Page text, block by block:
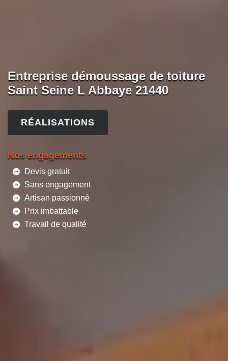
Entreprise démoussage de toiture
Saint Seine L Abbaye 21440
RÉALISATIONS
Nos engagements
Devis gratuit
Sans engagement
Artisan passionné
Prix imbattable
Travail de qualité